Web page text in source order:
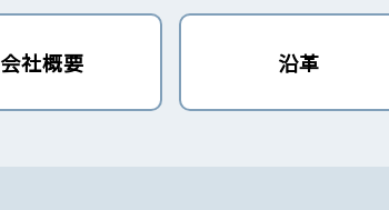
会社概要 沿革